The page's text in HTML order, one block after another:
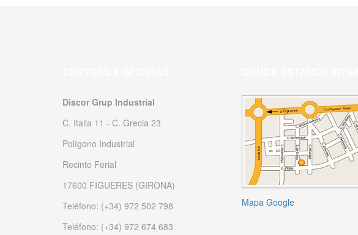
Discor Grup Industrial
C. Italia 11 - C. Grecia 23
Polígono Industrial
Recinto Ferial
17600 FIGUERES (GIRONA)
Teléfono: (+34) 972 502 798
Teléfono: (+34) 972 674 683
Mapa Google